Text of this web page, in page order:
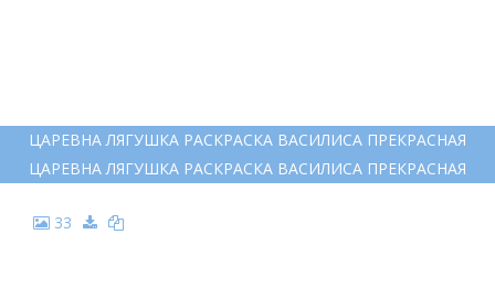
ЦАРЕВНА ЛЯГУШКА РАСКРАСКА ВАСИЛИСА ПРЕКРАСНАЯ
ЦАРЕВНА ЛЯГУШКА РАСКРАСКА ВАСИЛИСА ПРЕКРАСНАЯ
33